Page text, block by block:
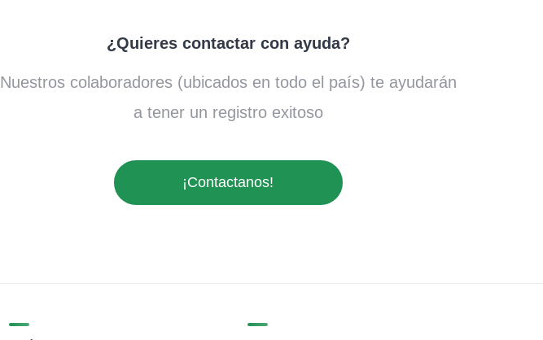
¿Quieres contactar con ayuda?
Nuestros colaboradores (ubicados en todo el país) te ayudarán
a tener un registro exitoso
¡Contactanos!